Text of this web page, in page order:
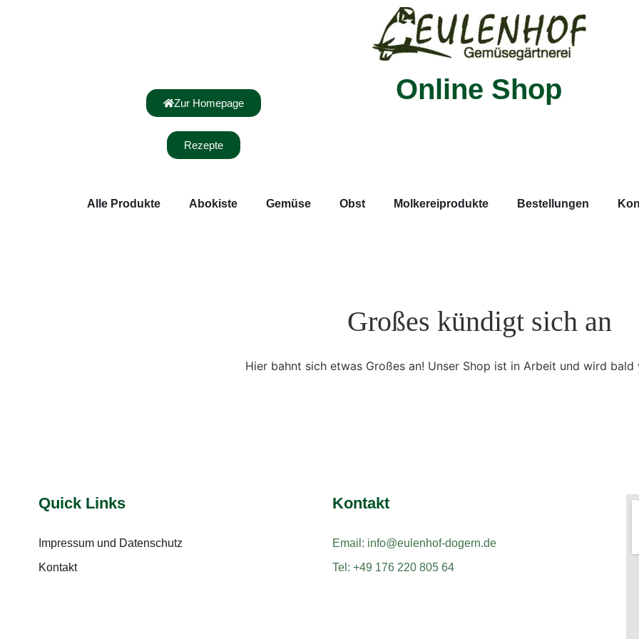
Zur Homepage
Rezepte
Online Shop
Alle Produkte Abokiste Gemüse Obst Molkereiprodukte Bestellungen
Großes kündigt sich an
Hier bahnt sich etwas Großes an! Unser Shop ist in Arbeit und wird
Quick Links
Impressum und Datenschutz
Kontakt
Kontakt
Email: info@eulenhof-dogern.de
Tel: +49 176 220 805 64